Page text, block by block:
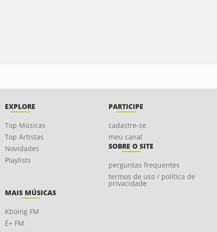
EXPLORE
Top Músicas
Top Artistas
Novidades
Playlists
PARTICIPE
cadastre-se
meu canal
SOBRE O SITE
perguntas frequentes
termos de uso / política de
privacidade
MAIS MÚSICAS
Kboing FM
É+ FM